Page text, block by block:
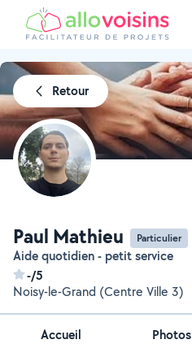
Retour
Paul Mathieu Particulier
Aide quotidien - petit service
-/5
Noisy-le-Grand (Centre Ville 3)
Accueil Photos